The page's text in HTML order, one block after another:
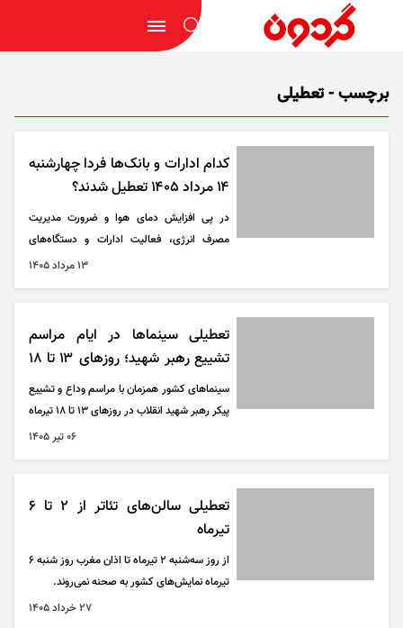
برچسب - تعطیلی
کدام ادارات و بانک‌ها فردا چهارشنبه
۱۴ مرداد ۱۴۰۵ تعطیل شدند؟
در پی افزایش دمای هوا و ضرورت مدیریت
مصرف انرژی، فعالیت ادارات و دستگاه‌های
اجرایی چند استان کشور فردا چهارشنبه ۱۴ مرداد
۱۳ مرداد ۱۴۰۵
تعطیلی سینما‌ها در ایام مراسم
تشییع رهبر شهید؛ روز‌های ۱۳ تا ۱۸
تیرماه
سینما‌های کشور همزمان با مراسم وداع و تشییع
پیکر رهبر شهید انقلاب در روز‌های ۱۳ تا ۱۸ تیرماه
۰۶ تير ۱۴۰۵
تعطیلی سالن‌های تئاتر از ٢ تا ۶
تیرماه
از روز سه‌شنبه ٢ تیرماه تا اذان مغرب روز شنبه ۶
تیرماه نمایش‌های کشور به صحنه نمی‌روند.
۲۷ خرداد ۱۴۰۵